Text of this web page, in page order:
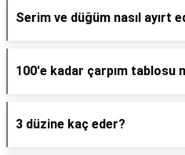
Serim ve düğüm nasıl ayırt
100'e kadar çarpım tablosu
3 düzine kaç eder?